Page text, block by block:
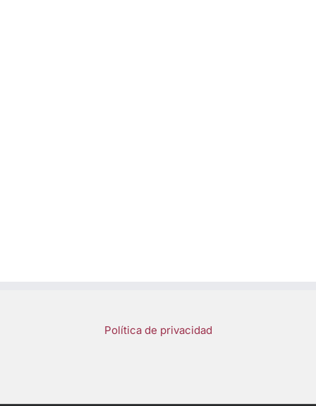
Política de privacidad